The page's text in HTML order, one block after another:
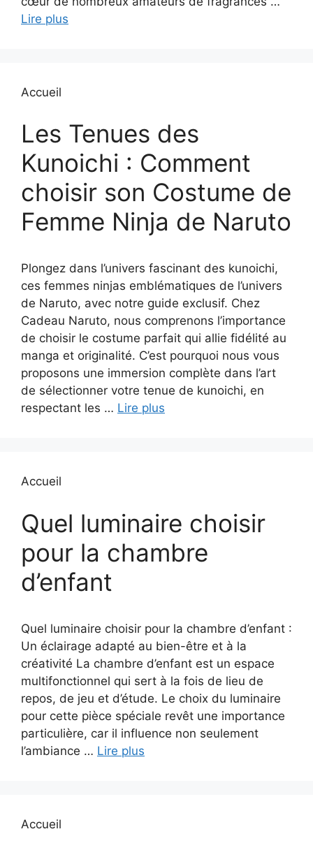
Lire plus
Accueil
Les Tenues des
Kunoichi : Comment
choisir son Costume de
Femme Ninja de Naruto
Plongez dans l’univers fascinant des kunoichi,
ces femmes ninjas emblématiques de l’univers
de Naruto, avec notre guide exclusif. Chez
Cadeau Naruto, nous comprenons l’importance
de choisir le costume parfait qui allie fidélité au
manga et originalité. C’est pourquoi nous vous
proposons une immersion complète dans l’art
de sélectionner votre tenue de kunoichi, en
respectant les … Lire plus
Accueil
Quel luminaire choisir
pour la chambre
d’enfant
Quel luminaire choisir pour la chambre d’enfant :
Un éclairage adapté au bien-être et à la
créativité La chambre d’enfant est un espace
multifonctionnel qui sert à la fois de lieu de
repos, de jeu et d’étude. Le choix du luminaire
pour cette pièce spéciale revêt une importance
particulière, car il influence non seulement
l’ambiance … Lire plus
Accueil